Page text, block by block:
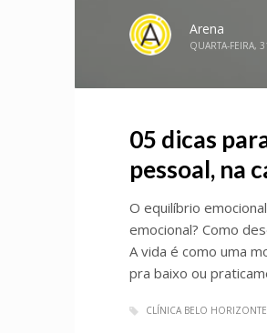
Arena
QUARTA-FEIRA,
05 dicas
pessoal, na
O equilíbrio
emocional? Como
A vida é como uma
pra baixo ou
CLÍNICA BELO HORIZONTE